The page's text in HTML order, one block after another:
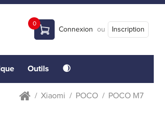
0
Connexion ou Inscription
Outils 🌒
Xiaomi POCO POCO M7